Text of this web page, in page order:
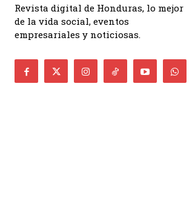
Revista digital de Honduras, lo mejor
de la vida social, eventos
empresariales y noticiosas.